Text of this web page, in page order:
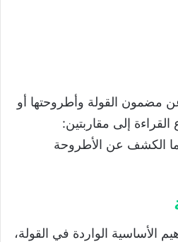
القولة وأطروحتها أو
إلى مقاربتين:
الكشف عن الأطروحة
الأساسية الواردة في القولة،